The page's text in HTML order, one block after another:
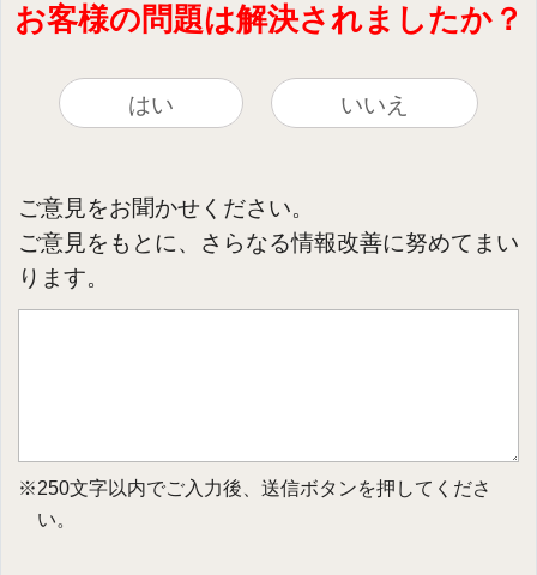
お客様の問題は解決されましたか？
はい いいえ
ご意見をお聞かせください。
ご意見をもとに、さらなる情報改善に努めてまい
ります。
※250文字以内でご入力後、送信ボタンを押してくださ
い。